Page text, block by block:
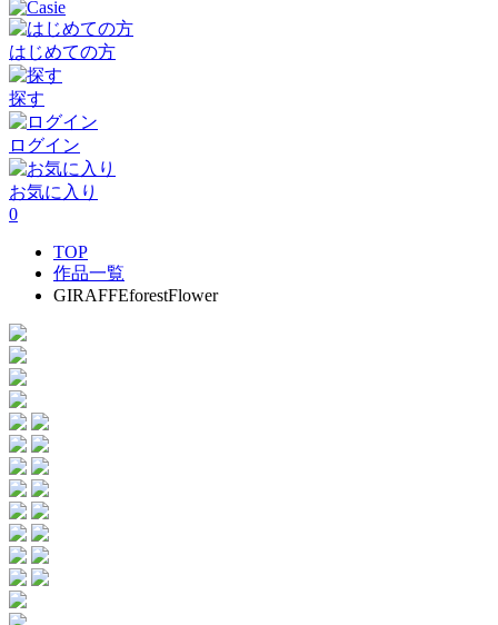
はじめての方
探す
ログイン
お気に入り
0
TOP
作品一覧
GIRAFFEforestFlower